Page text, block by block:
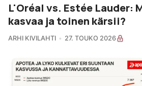
L'Oréal vs. Estée Lauder:
kasvaa ja toinen kärsii?
ARHI KIVILAHTI 27. TOUKO 2026